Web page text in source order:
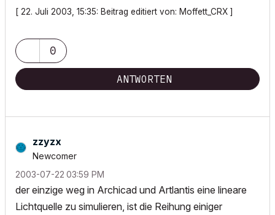
[ 22. Juli 2003, 15:35: Beitrag editiert von: Moffett_CRX ]
0
ANTWORTEN
zzyzx
Newcomer
‎2003-07-22 03:59 PM
der einzige weg in Archicad und Artlantis eine lineare
Lichtquelle zu simulieren, ist die Reihung einiger